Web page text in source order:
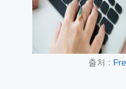
출처 :